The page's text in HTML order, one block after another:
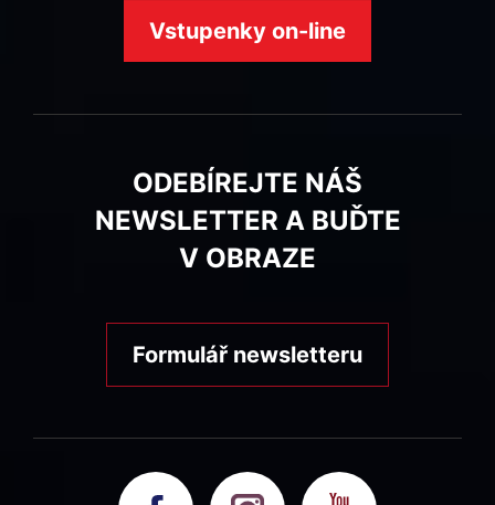
Vstupenky on-line
ODEBÍREJTE NÁŠ
NEWSLETTER A BUĎTE
V OBRAZE
Formulář newsletteru